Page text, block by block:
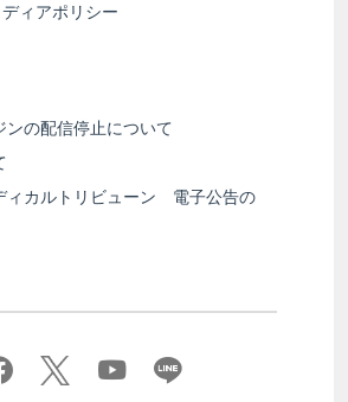
ィアポリシー
ンの配信停止について
ィカルトリビューン 電子公告の